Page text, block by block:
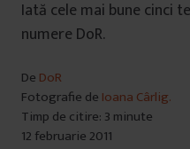
Iată cele mai bune cinci
numere DoR.
De DoR
Fotografie de Ioana Cârlig.
Timp de citire: 3 minute
12 februarie 2011